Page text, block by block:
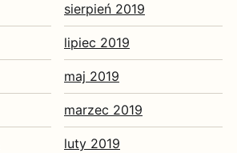
sierpień 2019
lipiec 2019
maj 2019
marzec 2019
luty 2019